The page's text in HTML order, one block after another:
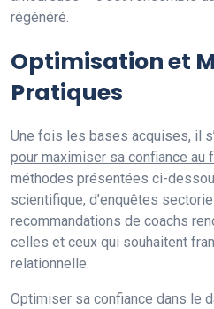
régénéré.
Optimisation et
Pratiques
Une fois les bases acquises, il
pour maximiser sa confiance au
méthodes présentées ci-
scientifique, d’enquêtes
recommandations de coachs
celles et ceux qui souhaitent
relationnelle.
Optimiser sa confiance dans le